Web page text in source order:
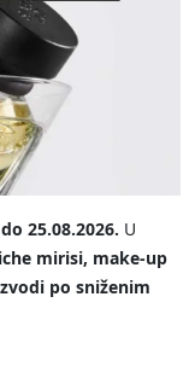
25.08.2026. U
mirisi, make-up
po sniženim